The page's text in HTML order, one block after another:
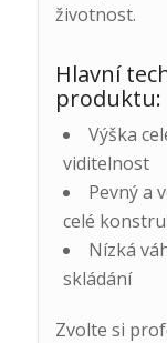
životnost.
Hlavní
produktu:
Výška
viditelnost
Pevný a
celé
Nízká
skládání
Zvolte si